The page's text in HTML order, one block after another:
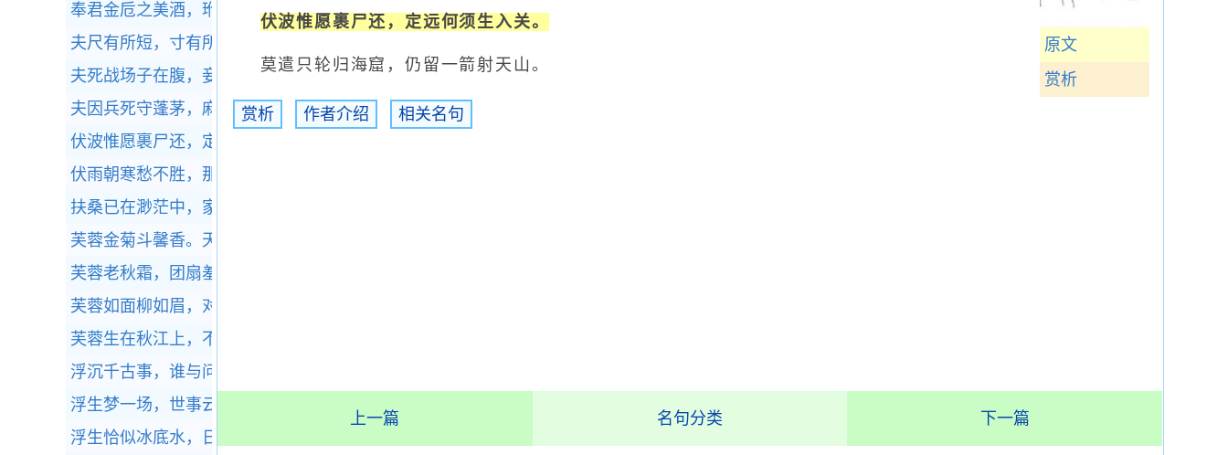
原文
赏析
伏波惟愿裹尸还，定远何须生入关。
莫遣只轮归海窟，仍留一箭射天山。
赏析 作者介绍 相关名句
上一篇 名句分类 下一篇
奉君金卮之美酒，玳瑁玉匣之雕琴。全诗赏析
夫尺有所短，寸有所长
夫死战场子在腹，妾身虽存如昼烛。 全诗赏析
夫因兵死守蓬茅，麻苎衣衫鬓发焦。全诗赏析
伏波惟愿裹尸还，定远何须生入关。
伏雨朝寒愁不胜，那能还傍杏花行。
扶桑已在渺茫中，家在扶桑东更东。
芙蓉金菊斗馨香。天气欲重阳。
芙蓉老秋霜，团扇羞网尘。
芙蓉如面柳如眉，对此如何不泪垂。
芙蓉生在秋江上，不向东风怨未开。
浮沉千古事，谁与问东流？
浮生梦一场，世事云千变。
浮生恰似冰底水，日夜东流人不知。